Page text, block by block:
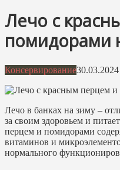
Лечо с
помидорами
Консервирование30.03.2024
Лечо в банках на зиму –
за своим здоровьем и
перцем и помидорами
витаминов и
нормального